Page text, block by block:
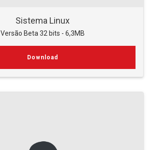
Sistema Linux
Versão Beta 32 bits - 6,3MB
Download